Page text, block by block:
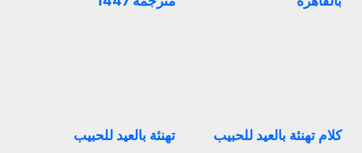
كلام تهنئة بالعيد للحبيب تهنئة بالعيد للحبيب